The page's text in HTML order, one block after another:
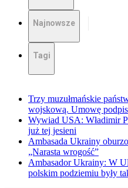
Najnowsze
Tagi
Trzy muzułmańskie
wojskową. Umowę
Wywiad USA: Władimir
już tej jesieni
Ambasada Ukrainy
„Narasta wrogość”
Ambasador Ukrainy: W
polskim podziemiu były